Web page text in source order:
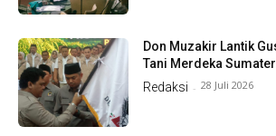
Don Muzakir Lantik
Tani Merdeka
Redaksi - 28 Juli 2026